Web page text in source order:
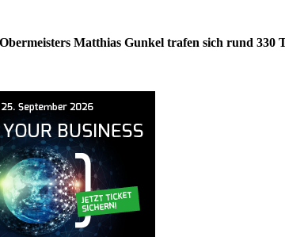
Matthias Gunkel trafen sich rund 330